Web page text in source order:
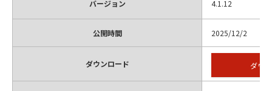
バージョン 4.1.12
公開時間 2025/12/2
ダウンロード ダウ